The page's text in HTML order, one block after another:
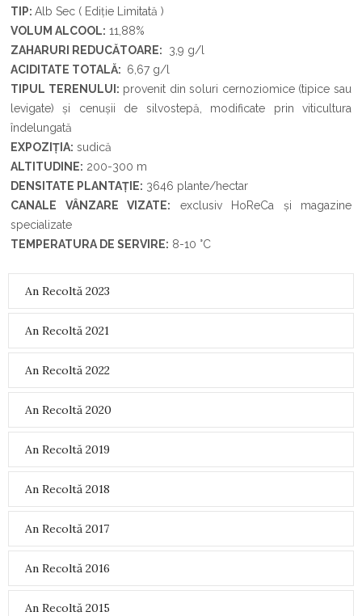
TIP: Alb Sec ( Ediție Limitată )
VOLUM ALCOOL: 11,88%
ZAHARURI REDUCĂTOARE: 3,9 g/l
ACIDITATE TOTALĂ: 6,67 g/l
TIPUL TERENULUI: provenit din soluri cernoziomice (tipice sau
levigate) și cenușii de silvostepă, modificate prin viticultura
îndelungată
EXPOZIȚIA: sudică
ALTITUDINE: 200-300 m
DENSITATE PLANTAȚIE: 3646 plante/hectar
CANALE VÂNZARE VIZATE: exclusiv HoReCa și magazine
specializate
TEMPERATURA DE SERVIRE: 8-10 °C
An Recoltă 2023
An Recoltă 2021
An Recoltă 2022
An Recoltă 2020
An Recoltă 2019
An Recoltă 2018
An Recoltă 2017
An Recoltă 2016
An Recoltă 2015